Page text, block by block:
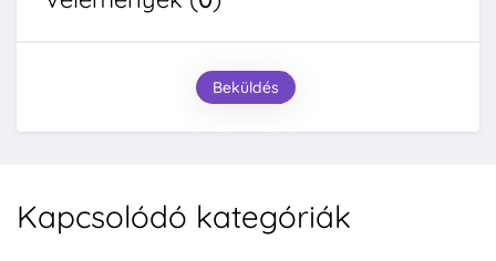
Beküldés
Kapcsolódó kategóriák